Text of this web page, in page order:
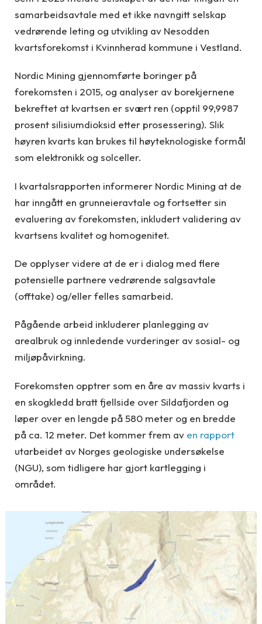
samarbeidsavtale med et ikke navngitt selskap
vedrørende leting og utvikling av Nesodden
kvartsforekomst i Kvinnherad kommune i Vestland.
Nordic Mining gjennomførte boringer på
forekomsten i 2015, og analyser av borekjernene
bekreftet at kvartsen er svært ren (opptil 99,9987
prosent silisiumdioksid etter prosessering). Slik
høyren kvarts kan brukes til høyteknologiske formål
som elektronikk og solceller.
I kvartalsrapporten informerer Nordic Mining at de
har inngått en grunneieravtale og fortsetter sin
evaluering av forekomsten, inkludert validering av
kvartsens kvalitet og homogenitet.
De opplyser videre at de er i dialog med flere
potensielle partnere vedrørende salgsavtale
(offtake) og/eller felles samarbeid.
Pågående arbeid inkluderer planlegging av
arealbruk og innledende vurderinger av sosial- og
miljøpåvirkning.
Forekomsten opptrer som en åre av massiv kvarts i
en skogkledd bratt fjellside over Sildafjorden og
løper over en lengde på 580 meter og en bredde
på ca. 12 meter. Det kommer frem av en rapport
utarbeidet av Norges geologiske undersøkelse
(NGU), som tidligere har gjort kartlegging i
området.